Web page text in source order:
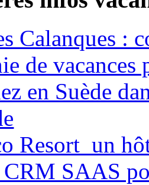
Calanques :
de vacances
en Suède
Resort un
SAAS